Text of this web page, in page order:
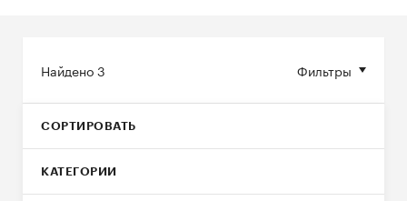
Фильтры
Найдено3
СОРТИРОВАТЬ
КАТЕГОРИИ